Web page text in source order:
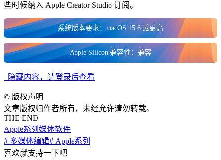
些时候纳入 Apple Creator Studio 订阅。
系统版本要求：macOS 15.6 或更高
Apple Silicon 兼容性：兼容
隐藏内容，请登录后查看
© 版权声明
文章版权归作者所有，未经允许请勿转载。
THE END
Apple系列 媒体软件
# 多媒体编辑# Apple系列
喜欢就支持一下吧